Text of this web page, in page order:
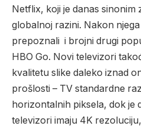
Netflix, koji je danas sinonim
globalnoj razini. Nakon
prepoznali i brojni drugi
HBO Go. Novi televizori
kvalitetu slike daleko iznad
prošlosti – TV standardne
horizontalnih piksela, dok je
televizori imaju 4K